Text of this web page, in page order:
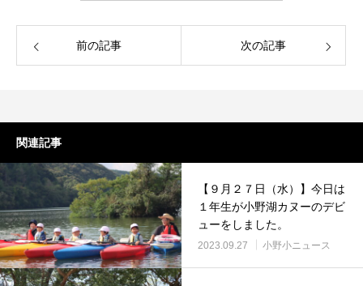
前の記事 次の記事
関連記事
【９月２７日（水）】今日は
１年生が小野湖カヌーのデビ
ューをしました。
2023.09.27 小野小ニュース